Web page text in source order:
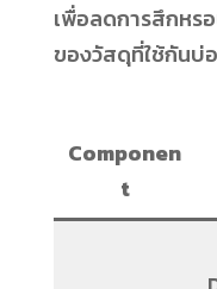
เพื่อลดการสึกหร
ของวัสดุที่ใช้กันบ่
Componen
t